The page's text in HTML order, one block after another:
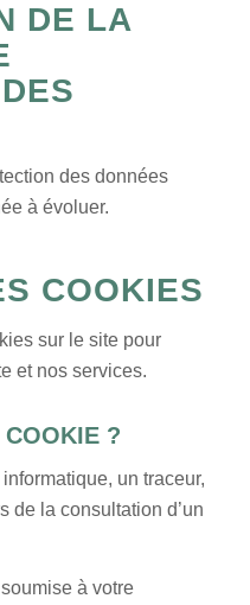
DE LA
des données
à évoluer.
COOKIES
sur le site pour
et nos services.
COOKIE ?
un traceur,
de la consultation d’un
à votre